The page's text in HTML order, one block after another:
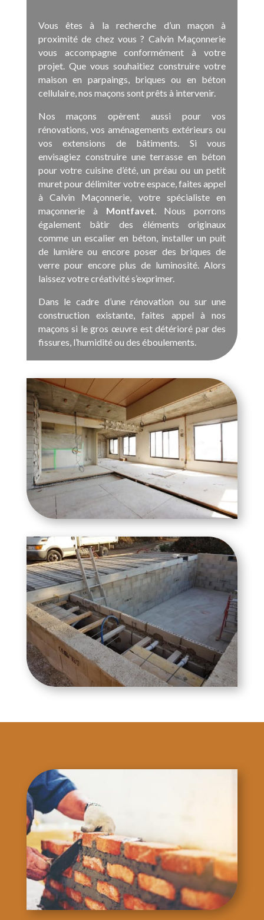
Vous êtes à la recherche d’un maçon à
proximité de chez vous ? Calvin Maçonnerie
vous accompagne conformément à votre
projet. Que vous souhaitiez construire votre
maison en parpaings, briques ou en béton
cellulaire, nos maçons sont prêts à intervenir.
Nos maçons opèrent aussi pour vos
rénovations, vos aménagements extérieurs ou
vos extensions de bâtiments. Si vous
envisagiez construire une terrasse en béton
pour votre cuisine d’été, un préau ou un petit
muret pour délimiter votre espace, faites appel
à Calvin Maçonnerie, votre spécialiste en
maçonnerie à Montfavet. Nous porrons
également bâtir des éléments originaux
comme un escalier en béton, installer un puit
de lumière ou encore poser des briques de
verre pour encore plus de luminosité. Alors
laissez votre créativité s’exprimer.
Dans le cadre d’une rénovation ou sur une
construction existante, faites appel à nos
maçons si le gros œuvre est détérioré par des
fissures, l’humidité ou des éboulements.